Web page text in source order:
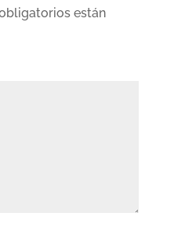
están